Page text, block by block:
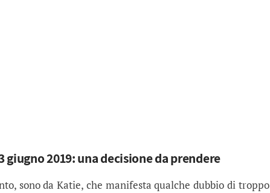
giugno 2019: una decisione da prendere
sono da Katie, che manifesta qualche dubbio di troppo